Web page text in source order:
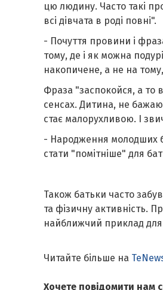
цю людину. Часто такі
всі дівчата в роді повні".
- Почуття провини і
тому, де і як можна
накопичене, а не на
Фраза "заспокойся, а то
сенсах. Дитина, не
стає малорухливою. І
- Народження молодших
стати "помітніше" для
Також батьки часто
та фізичну активність.
найближчий приклад для
Читайте більше на
Хочете повідомити нам